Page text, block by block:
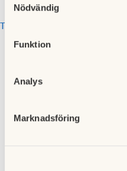
att endast tillåta ett urval.
Nödvändig
Funktion
Analys
Marknadsföring
Till kalendariet